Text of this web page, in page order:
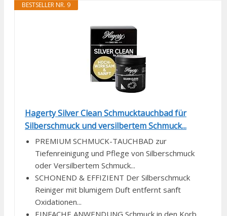
BESTSELLER NR. 9
Hagerty Silver Clean Schmucktauchbad für
Silberschmuck und versilbertem Schmuck...
PREMIUM SCHMUCK-TAUCHBAD zur
Tiefenreinigung und Pflege von Silberschmuck
oder Versilbertem Schmuck...
SCHONEND & EFFIZIENT Der Silberschmuck
Reiniger mit blumigem Duft entfernt sanft
Oxidationen...